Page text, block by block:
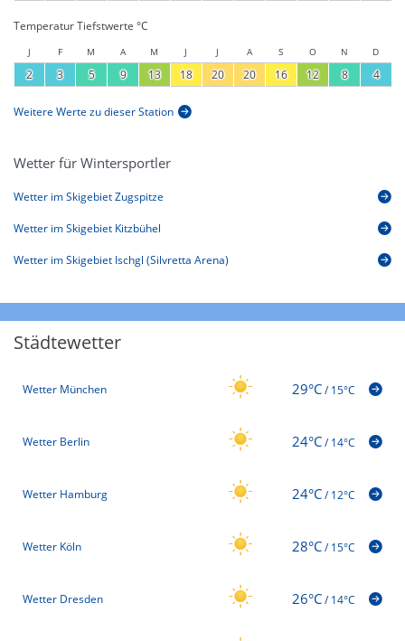
Temperatur Tiefstwerte °C
J F M A M J J A S O N D
2 3 5 9 13 18 20 20 16 12 8 4
Weitere Werte zu dieser Station
Wetter für Wintersportler
Wetter im Skigebiet Zugspitze
Wetter im Skigebiet Kitzbühel
Wetter im Skigebiet Ischgl (Silvretta Arena)
Städtewetter
Wetter München 29°C/15°C
Wetter Berlin 24°C/14°C
Wetter Hamburg 24°C/12°C
Wetter Köln 28°C/15°C
Wetter Dresden 26°C/14°C